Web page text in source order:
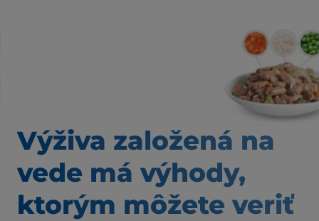
Výživa založená na
vede má výhody,
ktorým môžete veriť